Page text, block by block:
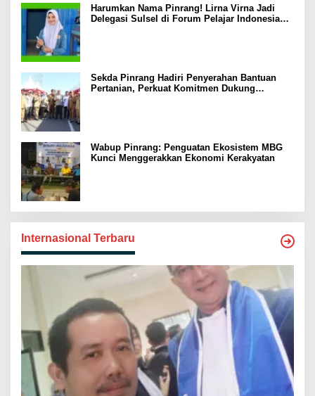
Harumkan Nama Pinrang! Lirna Virna Jadi
Delegasi Sulsel di Forum Pelajar Indonesia
Sekda Pinrang Hadiri Penyerahan Bantuan
Pertanian, Perkuat Komitmen Dukung
Wabup Pinrang: Penguatan Ekosistem MBG
Kunci Menggerakkan Ekonomi Kerakyatan
Internasional Terbaru